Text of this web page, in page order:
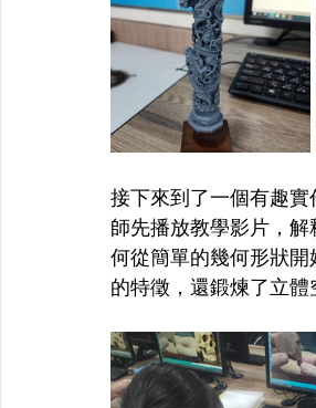
接下來到了一個有趣
師先播放教學影片，
何從簡單的幾何形狀
的特徵，還鍛煉了立體